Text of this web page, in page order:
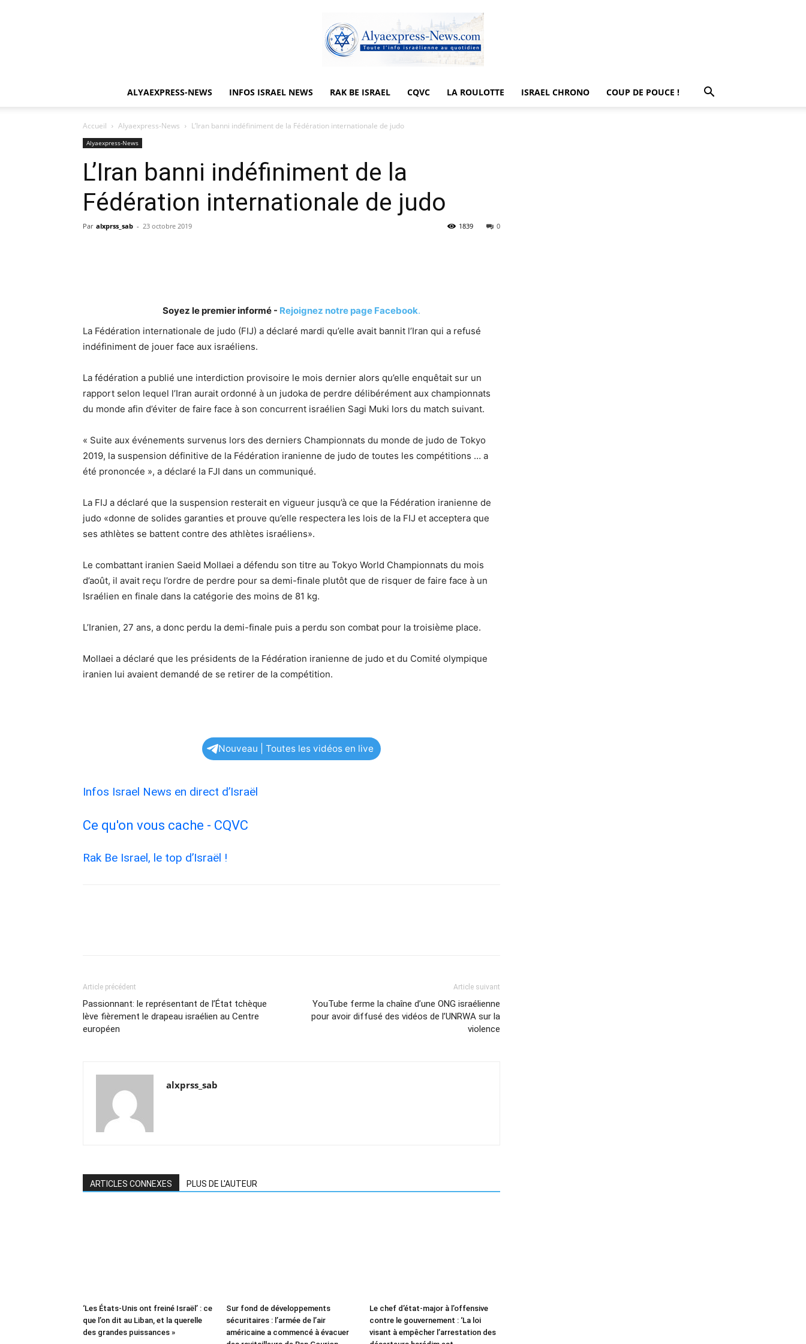
News
ALYAEXPRESS-NEWS INFOS ISRAEL NEWS RAK BE ISRAEL CQVC LA ROULOTTE ISRAEL CHRONO COUP DE POUCE !
Accueil Alyaexpress-News L’Iran banni indéfiniment de la Fédération internationale de judo
Alyaexpress-News
L’Iran banni indéfiniment de la
Fédération internationale de judo
Par alxprss_sab - 23 octobre 2019 0
1839
Soyez le premier informé - Rejoignez notre page Facebook.
La Fédération internationale de judo (FIJ) a déclaré mardi qu’elle avait bannit l’Iran qui a refusé
indéfiniment de jouer face aux israéliens.
La fédération a publié une interdiction provisoire le mois dernier alors qu’elle enquêtait sur un
rapport selon lequel l’Iran aurait ordonné à un judoka de perdre délibérément aux championnats
du monde afin d’éviter de faire face à son concurrent israélien Sagi Muki lors du match suivant.
« Suite aux événements survenus lors des derniers Championnats du monde de judo de Tokyo
2019, la suspension définitive de la Fédération iranienne de judo de toutes les compétitions … a
été prononcée », a déclaré la FJI dans un communiqué.
La FIJ a déclaré que la suspension resterait en vigueur jusqu’à ce que la Fédération iranienne de
judo «donne de solides garanties et prouve qu’elle respectera les lois de la FIJ et acceptera que
ses athlètes se battent contre des athlètes israéliens».
Le combattant iranien Saeid Mollaei a défendu son titre au Tokyo World Championnats du mois
d’août, il avait reçu l’ordre de perdre pour sa demi-finale plutôt que de risquer de faire face à un
Israélien en finale dans la catégorie des moins de 81 kg.
L’Iranien, 27 ans, a donc perdu la demi-finale puis a perdu son combat pour la troisième place.
Mollaei a déclaré que les présidents de la Fédération iranienne de judo et du Comité olympique
iranien lui avaient demandé de se retirer de la compétition.
Nouveau | Toutes les vidéos en live
Infos Israel News en direct d’Israël
Ce qu'on vous cache - CQVC
Rak Be Israel, le top d’Israël !
Article précédent
Passionnant: le représentant de l’État tchèque
lève fièrement le drapeau israélien au Centre
européen
Article suivant
YouTube ferme la chaîne d’une ONG israélienne
pour avoir diffusé des vidéos de l’UNRWA sur la
violence
alxprss_sab
ARTICLES CONNEXES PLUS DE L'AUTEUR
‘Les États-Unis ont freiné Israël’ : ce
que l’on dit au Liban, et la querelle
des grandes puissances »
Sur fond de développements
sécuritaires : l’armée de l’air
américaine a commencé à évacuer
Le chef d’état-major à l’offensive
contre le gouvernement : ‘La loi
visant à empêcher l’arrestation des